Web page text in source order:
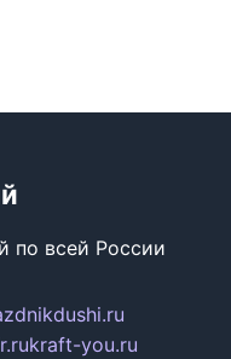
по всей России
kraft-you.ru